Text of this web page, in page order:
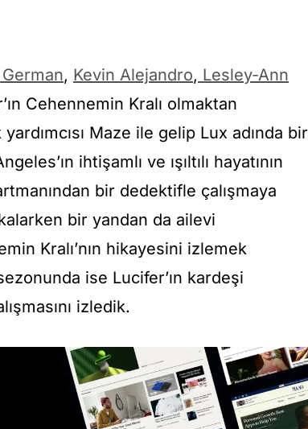
, Kevin Alejandro, Lesley-Ann
Cehennemin Kralı olmaktan
Maze ile gelip Lux adında bir
ihtişamlı ve ışıltılı hayatının
bir dedektifle çalışmaya
bir yandan da ailevi
Kralı’nın hikayesini izlemek
ise Lucifer’ın kardeşi
izledik.